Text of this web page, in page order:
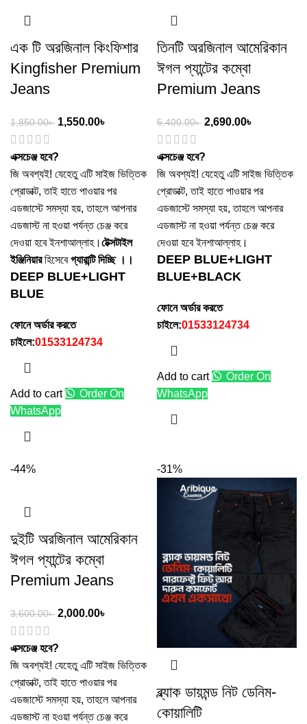
এক টি অরজিনাল কিংফিশার
Kingfisher Premium
Jeans
1,850.00৳ 1,550.00৳
এক্সচেঞ্জ হবে?
জি অবশ্যই! যেহেতু এটি সাইজ ভিত্তিক
প্রোডাক্ট, তাই হাতে পাওয়ার পর
এডজাস্টে সমস্যা হয়, তাহলে আপনার
এডজাস্ট না হওয়া পর্যন্ত চেঞ্জ করে
দেওয়া হবে ইনশাআল্লাহ। টেক্সটাইল
ইঞ্জিনিয়ারহিসেবেগ্যারান্টি দিচ্ছি ।।
DEEP BLUE+LIGHT
BLUE
ফোনে অর্ডার করতে
চাইলে:01533124734
Add to cart
Order On
WhatsApp
তিনটি অরজিনাল আমেরিকান
ঈগল প্যান্টের কম্বো
Premium Jeans
5,400.00৳ 2,690.00৳
এক্সচেঞ্জ হবে?
জি অবশ্যই! যেহেতু এটি সাইজ ভিত্তিক
প্রোডাক্ট, তাই হাতে পাওয়ার পর
এডজাস্টে সমস্যা হয়, তাহলে আপনার
এডজাস্ট না হওয়া পর্যন্ত চেঞ্জ করে
দেওয়া হবে ইনশাআল্লাহ।
DEEP BLUE+LIGHT
BLUE+BLACK
ফোনে অর্ডার করতে
চাইলে:01533124734
Add to cart
Order On
WhatsApp
-44%
দুইটি অরজিনাল আমেরিকান
ঈগল প্যান্টের কম্বো
Premium Jeans
3,600.00৳ 2,000.00৳
এক্সচেঞ্জ হবে?
জি অবশ্যই! যেহেতু এটি সাইজ ভিত্তিক
প্রোডাক্ট, তাই হাতে পাওয়ার পর
এডজাস্টে সমস্যা হয়, তাহলে আপনার
এডজাস্ট না হওয়া পর্যন্ত চেঞ্জ করে
-31%
ব্ল্যাক ডায়মন্ড নিট ডেনিম-
কোয়ালিটি